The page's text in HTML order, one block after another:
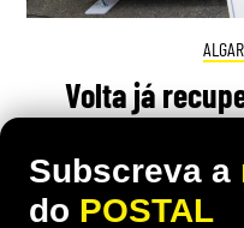
Volta já
Subscreva a
do POSTAL